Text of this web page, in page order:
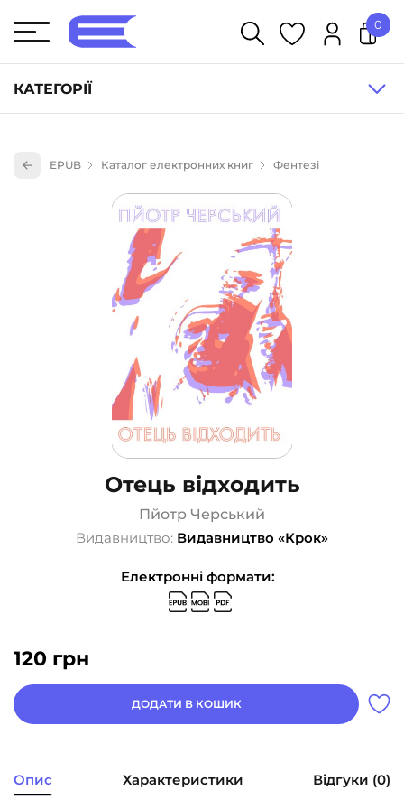
КАТЕГОРІЇ
Книги для дітей (836)
Книги для підлітків (240)
Науково-популярна література (1015)
Навчальна література та посібники (527)
Енциклопедії, довідники, словники (55)
Подарункові сертифікати (1)
0
EPUB Каталог електронних книг Фентезі
Отець відходить
Пйотр Черський
Видавництво: Видавництво «Крок»
Електронні формати:
120 грн
ДОДАТИ В КОШИК
Опис Характеристики Відгуки (0)